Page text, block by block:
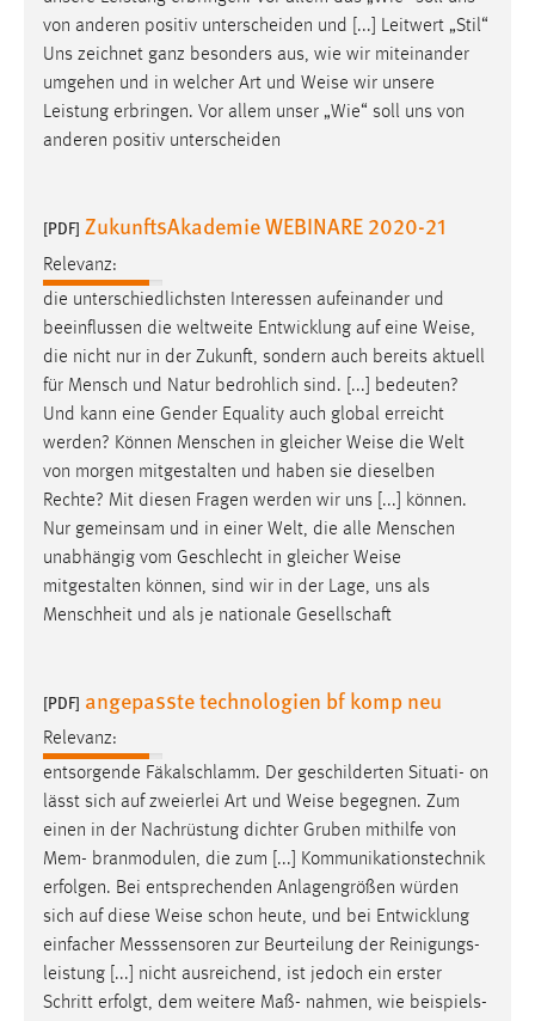
von anderen positiv unterscheiden und [...] Leitwert „Stil“
Uns zeichnet ganz besonders aus, wie wir miteinander
umgehen und in welcher Art und Weise wir unsere
Leistung erbringen. Vor allem unser „Wie“ soll uns von
anderen positiv unterscheiden
[PDF] ZukunftsAkademie WEBINARE 2020-21
Relevanz:
die unterschiedlichsten Interessen aufeinander und
beeinflussen die weltweite Entwicklung auf eine Weise,
die nicht nur in der Zukunft, sondern auch bereits aktuell
für Mensch und Natur bedrohlich sind. [...] bedeuten?
Und kann eine Gender Equality auch global erreicht
werden? Können Menschen in gleicher Weise die Welt
von morgen mitgestalten und haben sie dieselben
Rechte? Mit diesen Fragen werden wir uns [...] können.
Nur gemeinsam und in einer Welt, die alle Menschen
unabhängig vom Geschlecht in gleicher Weise
mitgestalten können, sind wir in der Lage, uns als
Menschheit und als je nationale Gesellschaft
[PDF] angepasste technologien bf komp neu
Relevanz:
entsorgende Fäkalschlamm. Der geschilderten Situati- on
lässt sich auf zweierlei Art und Weise begegnen. Zum
einen in der Nachrüstung dichter Gruben mithilfe von
Mem- branmodulen, die zum [...] Kommunikationstechnik
erfolgen. Bei entsprechenden Anlagengrößen würden
sich auf diese Weise schon heute, und bei Entwicklung
einfacher Messsensoren zur Beurteilung der Reinigungs-
leistung [...] nicht ausreichend, ist jedoch ein erster
Schritt erfolgt, dem weitere Maß- nahmen, wie beispiels-